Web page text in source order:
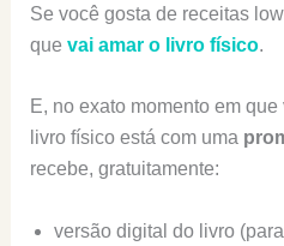
Se você gosta de receitas
que vai amar o livro físico.
E, no exato momento em
livro físico está com uma
recebe, gratuitamente:
versão digital do livro